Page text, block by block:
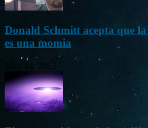
Donald Schmitt acepta que
es una momia
May 14, 2015